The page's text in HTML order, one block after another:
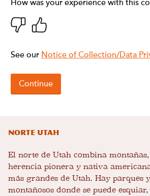
Norte Utah
El norte de Utah combina
herencia pionera y nativa
más grandes de Utah. Hay parques
montañosos donde se puede